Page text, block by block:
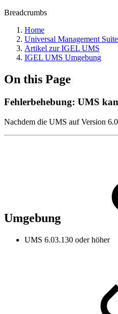
Breadcrumbs
Home
Universal Management
Artikel zur IGEL UMS
IGEL UMS Umgebung
On this Page
Fehlerbehebung: UMS
Nachdem die UMS auf Version
Umgebung
UMS 6.03.130 oder höher